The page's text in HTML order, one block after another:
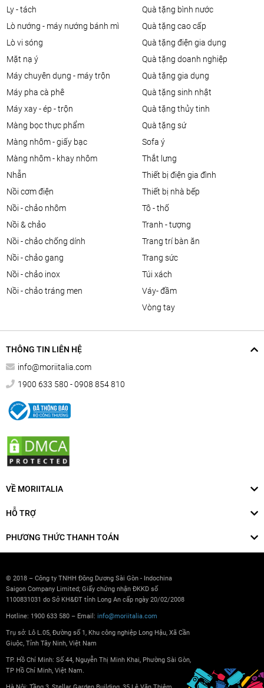
ly - tách
lò nướng - máy nướng bánh mì
lò vi sóng
mặt nạ ý
máy chuyên dụng - máy trộn
máy pha cà phê
máy xay - ép - trộn
màng bọc thực phẩm
màng nhôm - giấy bạc
màng nhôm - khay nhôm
nhẫn
nồi cơm điện
nồi - chảo nhôm
nồi & chảo
nồi - chảo chống dính
nồi - chảo gang
nồi - chảo inox
nồi - chảo tráng men
quà tặng bình nước
quà tặng cao cấp
quà tặng điện gia dụng
quà tặng doanh nghiệp
quà tặng gia dụng
quà tặng sinh nhật
quà tặng thủy tinh
quà tặng sứ
sofa ý
thắt lưng
thiết bị điện gia đình
thiết bị nhà bếp
tô - thố
tranh - tượng
trang trí bàn ăn
trang sức
túi xách
váy- đầm
vòng tay
THÔNG TIN LIÊN HỆ
info@moriitalia.com
1900 633 580 - 0908 854 810
VỀ MORIITALIA
HỖ TRỢ
PHƯƠNG THỨC THANH TOÁN
© 2018 – Công ty TNHH Đông Dương Sài Gòn - Indochina
Saigon Company Limited; Giấy chứng nhận ĐKKD số
1100831031 do Sở KH&ĐT tỉnh Long An cấp ngày 20/02/2008
Hotline: 1900 633 580 – Email: info@moriitalia.com
Trụ sở: Lô L.05, Đường số 1, Khu công nghiệp Long Hậu, Xã Cần
Giuộc, Tỉnh Tây Ninh, Việt Nam
TP. Hồ Chí Minh: Số 44, Nguyễn Thị Minh Khai, Phường Sài Gòn,
TP Hồ Chí Minh, Việt Nam.